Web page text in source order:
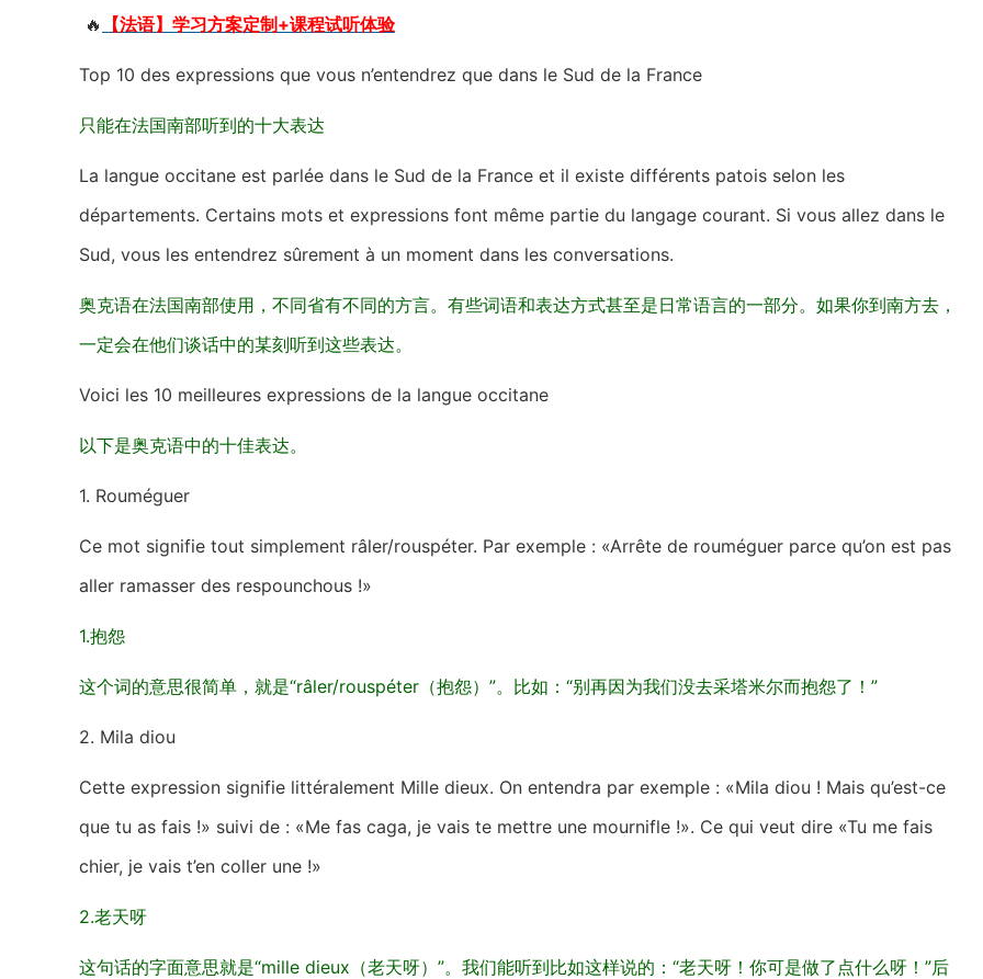
🔥 【法语】学习方案定制+课程试听体验
Top 10 des expressions que vous n’entendrez que dans le Sud de la France
只能在法国南部听到的十大表达
La langue occitane est parlée dans le Sud de la France et il existe différents patois selon les
départements. Certains mots et expressions font même partie du langage courant. Si vous allez dans le
Sud, vous les entendrez sûrement à un moment dans les conversations.
奥克语在法国南部使用，不同省有不同的方言。有些词语和表达方式甚至是日常语言的一部分。如果你到南方去，
一定会在他们谈话中的某刻听到这些表达。
Voici les 10 meilleures expressions de la langue occitane
以下是奥克语中的十佳表达。
1. Rouméguer
Ce mot signifie tout simplement râler/rouspéter. Par exemple : «Arrête de rouméguer parce qu’on est pas
aller ramasser des respounchous !»
1.抱怨
这个词的意思很简单，就是“râler/rouspéter（抱怨）”。比如：“别再因为我们没去采塔米尔而抱怨了！”
2. Mila diou
Cette expression signifie littéralement Mille dieux. On entendra par exemple : «Mila diou ! Mais qu’est-ce
que tu as fais !» suivi de : «Me fas caga, je vais te mettre une mournifle !». Ce qui veut dire «Tu me fais
chier, je vais t’en coller une !»
2.老天呀
这句话的字面意思就是“mille dieux（老天呀）”。我们能听到比如这样说的：“老天呀！你可是做了点什么呀！”后